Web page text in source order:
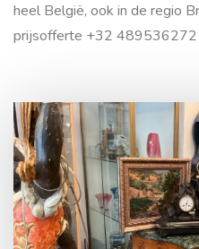
heel België, ook in de regio
prijsofferte +32 489536272